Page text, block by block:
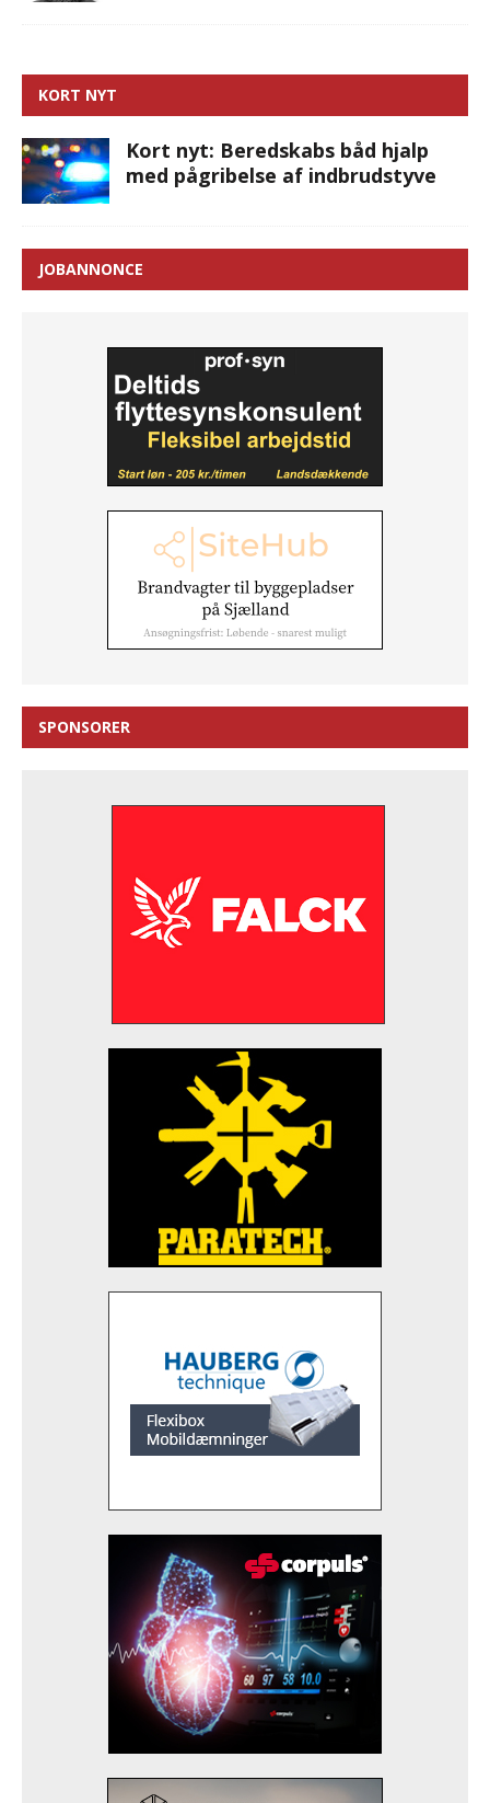
KORT NYT
Kort nyt: Beredskabs båd hjalp
med pågribelse af indbrudstyve
JOBANNONCE
SPONSORER